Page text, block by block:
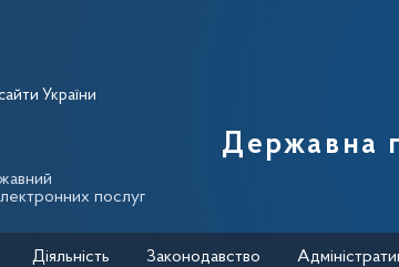
сторінка Державної
України
послуг
Державна
Діяльність Законодавство